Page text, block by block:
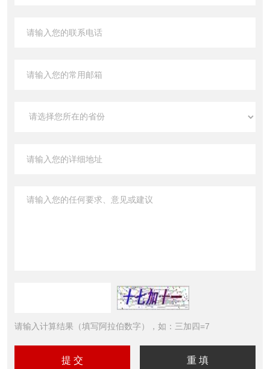
请输入计算结果（填写阿拉伯数字），如：三加四=7